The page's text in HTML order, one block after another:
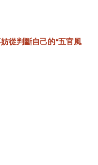
從判斷自己的“五官風